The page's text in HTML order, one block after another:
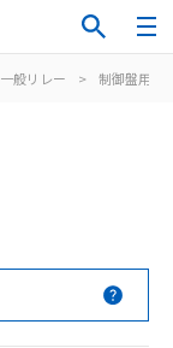
一般リレー > 制御盤用